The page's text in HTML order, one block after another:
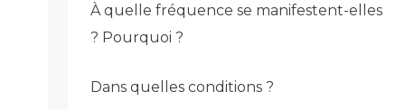
À quelle fréquence se manifestent-elles
? Pourquoi ?
Dans quelles conditions ?